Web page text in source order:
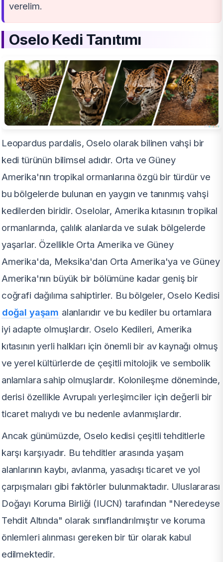
verelim.
Oselo Kedi Tanıtımı
Leopardus pardalis, Oselo olarak bilinen vahşi bir
kedi türünün bilimsel adıdır. Orta ve Güney
Amerika'nın tropikal ormanlarına özgü bir türdür ve
bu bölgelerde bulunan en yaygın ve tanınmış vahşi
kedilerden biridir. Oselolar, Amerika kıtasının tropikal
ormanlarında, çalılık alanlarda ve sulak bölgelerde
yaşarlar. Özellikle Orta Amerika ve Güney
Amerika'da, Meksika'dan Orta Amerika'ya ve Güney
Amerika'nın büyük bir bölümüne kadar geniş bir
coğrafi dağılıma sahiptirler. Bu bölgeler, Oselo Kedisi
doğal yaşam alanlarıdır ve bu kediler bu ortamlara
iyi adapte olmuşlardır. Oselo Kedileri, Amerika
kıtasının yerli halkları için önemli bir av kaynağı olmuş
ve yerel kültürlerde de çeşitli mitolojik ve sembolik
anlamlara sahip olmuşlardır. Kolonileşme döneminde,
derisi özellikle Avrupalı ​​yerleşimciler için değerli bir
ticaret malıydı ve bu nedenle avlanmışlardır.
Ancak günümüzde, Oselo kedisi çeşitli tehditlerle
karşı karşıyadır. Bu tehditler arasında yaşam
alanlarının kaybı, avlanma, yasadışı ticaret ve yol
çarpışmaları gibi faktörler bulunmaktadır. Uluslararası
Doğayı Koruma Birliği (IUCN) tarafından "Neredeyse
Tehdit Altında" olarak sınıflandırılmıştır ve koruma
önlemleri alınması gereken bir tür olarak kabul
edilmektedir.